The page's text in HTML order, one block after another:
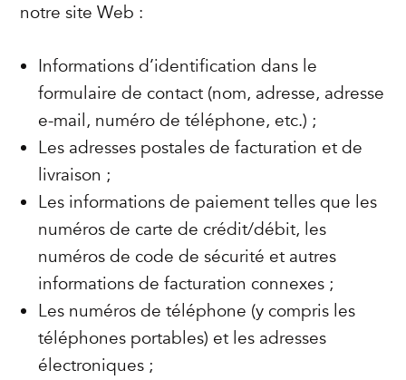
notre site Web :
Informations d’identification dans le
formulaire de contact (nom, adresse, adresse
e-mail, numéro de téléphone, etc.) ;
Les adresses postales de facturation et de
livraison ;
Les informations de paiement telles que les
numéros de carte de crédit/débit, les
numéros de code de sécurité et autres
informations de facturation connexes ;
Les numéros de téléphone (y compris les
téléphones portables) et les adresses
électroniques ;